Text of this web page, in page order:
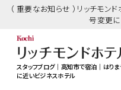
（ 重要なお知らせ ）リッチモ
号変更
スタッフブログ｜高知市で宿泊｜はりま
に近いビジネスホテル